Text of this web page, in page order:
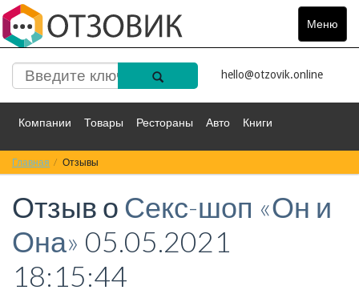
Меню
Toggle
hello@otzovik.online
Компании Товары Рестораны Авто Книги
Спорт Фильмы
Красота Здоровье Остальное
Главная Отзывы
Отзыв о Секс-шоп «Он и
Она» 05.05.2021
18:15:44